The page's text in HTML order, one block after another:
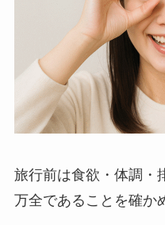
旅行前は食欲・体調・
万全であることを確か